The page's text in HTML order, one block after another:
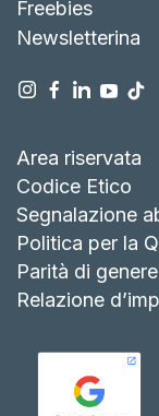
Freebies
Newsletterina
Area riservata
Codice Etico
Segnalazione
Politica per la
Parità di genere
Relazione